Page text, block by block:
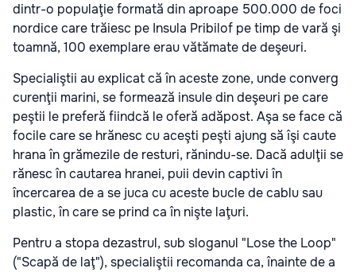
dintr-o populaţie formată din aproape 500.000 de foci
nordice care trăiesc pe Insula Pribilof pe timp de vară şi
toamnă, 100 exemplare erau vătămate de deşeuri.
Specialiştii au explicat că în aceste zone, unde converg
curenţii marini, se formează insule din deşeuri pe care
peştii le preferă fiindcă le oferă adăpost. Aşa se face că
focile care se hrănesc cu aceşti peşti ajung să îşi caute
hrana în grămezile de resturi, rănindu-se. Dacă adulţii se
rănesc în cautarea hranei, puii devin captivi în
încercarea de a se juca cu aceste bucle de cablu sau
plastic, în care se prind ca în nişte laţuri.
Pentru a stopa dezastrul, sub sloganul "Lose the Loop"
("Scapă de laţ"), specialiştii recomanda ca, înainte de a